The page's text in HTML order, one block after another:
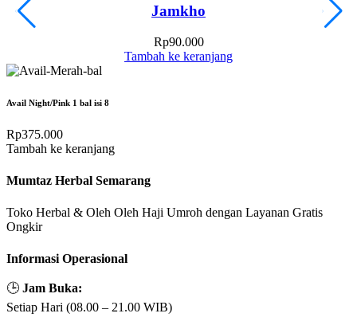
Jamkho
Rp90.000
Tambah ke keranjang
Avail Night/Pink 1 bal isi 8
Rp375.000
Tambah ke keranjang
Mumtaz Herbal Semarang
Toko Herbal & Oleh Oleh Haji Umroh dengan Layanan Gratis
Ongkir
Informasi Operasional
🕒 Jam Buka:
Setiap Hari (08.00 – 21.00 WIB)